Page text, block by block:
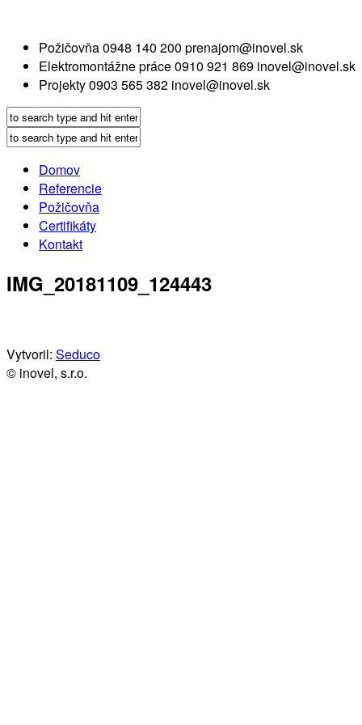
Požičovňa0948 140 200 prenajom@inovel.sk
Elektromontážne práce0910 921 869 inovel@inovel.sk
Projekty0903 565 382 inovel@inovel.sk
Domov
Referencie
Požičovňa
Certifikáty
Kontakt
IMG_20181109_124443
Vytvoril: Seduco
© inovel, s.r.o.